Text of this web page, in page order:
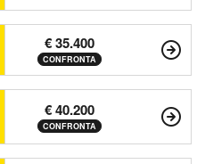
€ 35.400
CONFRONTA
€ 40.200
CONFRONTA